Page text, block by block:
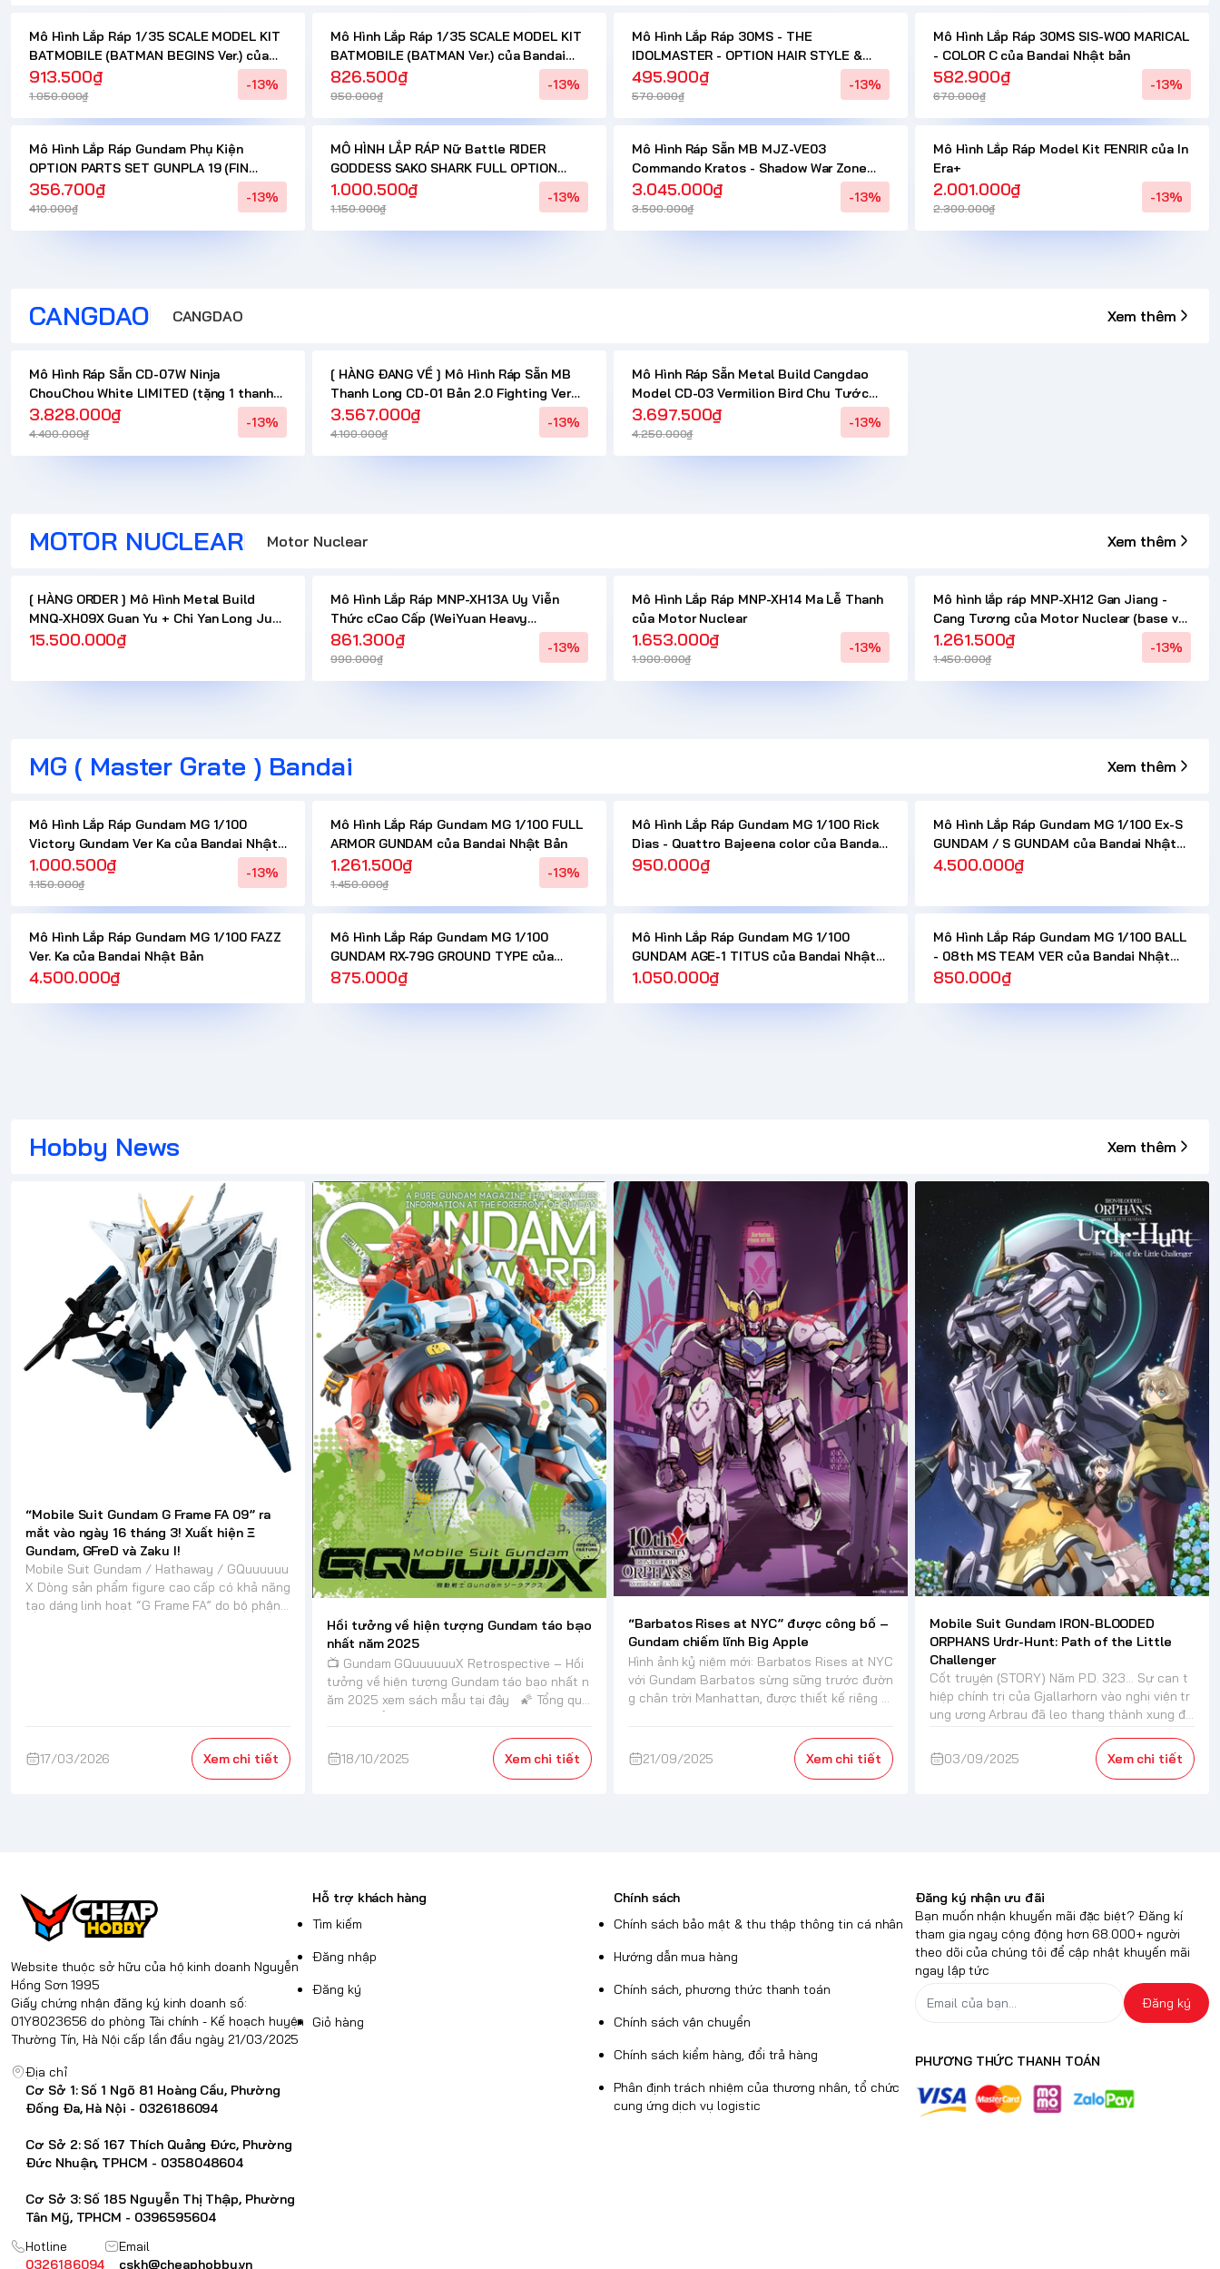
Mô Hình Lắp Ráp 1/35 SCALE MODEL KIT
BATMOBILE (BATMAN BEGINS Ver.) của
Bandai Nhật Bản
913.500₫
1.050.000₫
-13%
Mô Hình Lắp Ráp 1/35 SCALE MODEL KIT
BATMOBILE (BATMAN Ver.) của Bandai
Nhật Bản
826.500₫
950.000₫
-13%
Mô Hình Lắp Ráp 30MS - THE
IDOLMASTER - OPTION HAIR STYLE &
FACE PARTS SET - CHIYOKO
SONODA/RINZE MORINO của Bandai
495.900₫
570.000₫
-13%
Mô Hình Lắp Ráp 30MS SIS-W00 MARICAL
- COLOR C của Bandai Nhật bản
582.900₫
670.000₫
-13%
Mô Hình Lắp Ráp Gundam Phụ Kiện
OPTION PARTS SET GUNPLA 19 (FIN
FUNNEL) của Bandai Nhật Bản
356.700₫
410.000₫
-13%
MÔ HÌNH LẮP RÁP Nữ Battle RIDER
GODDESS SAKO SHARK FULL OPTION
(TẶNG TRANG PHỤC NOEL)
1.000.500₫
1.150.000₫
-13%
Mô Hình Ráp Sẵn MB MJZ-VE03
Commando Kratos - Shadow War Zone
của HOT GENERAL (có 2 mô tơ cánh
quạt)
3.045.000₫
3.500.000₫
-13%
Mô Hình Lắp Ráp Model Kit FENRIR của In
Era+
2.001.000₫
2.300.000₫
-13%
CANGDAO CANGDAO Xem thêm
Mô Hình Ráp Sẵn CD-07W Ninja
ChouChou White LIMITED (tặng 1 thanh
kiếm dài và dây xích) của Cangdao
3.828.000₫
4.400.000₫
-13%
[ HÀNG ĐANG VỀ ] Mô Hình Ráp Sẵn MB
Thanh Long CD-01 Bản 2.0 Fighting Ver
của Cangdao Model ( Tặng kèm Vũ Khí
Mới )
3.567.000₫
4.100.000₫
-13%
Mô Hình Ráp Sẵn Metal Build Cangdao
Model CD-03 Vermilion Bird Chu Tước
của Cangdao Model
3.697.500₫
4.250.000₫
-13%
MOTOR NUCLEAR Motor Nuclear Xem thêm
[ HÀNG ORDER ] Mô Hình Metal Build
MNQ-XH09X Guan Yu + Chi Yan Long Ju
Quan Vũ + Xích Thố Chính Hãng Motor
15.500.000₫
Mô Hình Lắp Ráp MNP-XH13A Uy Viễn
Thức cCao Cấp (WeiYuan Heavy
Firepower) của Motor Nuclear
861.300₫
990.000₫
-13%
Mô Hình Lắp Ráp MNP-XH14 Ma Lễ Thanh
của Motor Nuclear
1.653.000₫
1.900.000₫
-13%
Mô hình lắp ráp MNP-XH12 Gan Jiang -
Cang Tương của Motor Nuclear (base và
khung xương kim loại)
1.261.500₫
1.450.000₫
-13%
MG ( Master Grate ) Bandai Xem thêm
Mô Hình Lắp Ráp Gundam MG 1/100
Victory Gundam Ver Ka của Bandai Nhật
Bản
1.000.500₫
1.150.000₫
-13%
Mô Hình Lắp Ráp Gundam MG 1/100 FULL
ARMOR GUNDAM của Bandai Nhật Bản
1.261.500₫
1.450.000₫
-13%
Mô Hình Lắp Ráp Gundam MG 1/100 Rick
Dias - Quattro Bajeena color của Bandai
Nhật Bản
950.000₫
Mô Hình Lắp Ráp Gundam MG 1/100 Ex-S
GUNDAM / S GUNDAM của Bandai Nhật
Bản
4.500.000₫
Mô Hình Lắp Ráp Gundam MG 1/100 FAZZ
Ver. Ka của Bandai Nhật Bản
4.500.000₫
Mô Hình Lắp Ráp Gundam MG 1/100
GUNDAM RX-79G GROUND TYPE của
Bandai Nhật Bản
875.000₫
Mô Hình Lắp Ráp Gundam MG 1/100
GUNDAM AGE-1 TITUS của Bandai Nhật
Bản
1.050.000₫
Mô Hình Lắp Ráp Gundam MG 1/100 BALL
- 08th MS TEAM VER của Bandai Nhật
Bản
850.000₫
Hobby News Xem thêm
“Mobile Suit Gundam G Frame FA 09” ra
mắt vào ngày 16 tháng 3! Xuất hiện Ξ
Gundam, GFreD và Zaku I!
Mobile Suit Gundam / Hathaway / GQuuuuuu
X Dòng sản phẩm figure cao cấp có khả năng
tạo dáng linh hoạt “G Frame FA” do bộ phận...
17/03/2026 Xem chi tiết
Hồi tưởng về hiện tượng Gundam táo bạo
nhất năm 2025
📺 Gundam GQuuuuuuX Retrospective – Hồi
tưởng về hiện tượng Gundam táo bạo nhất n
ăm 2025 xem sách mẫu tại đây 🌠 Tổng qua
18/10/2025 Xem chi tiết
“Barbatos Rises at NYC” được công bố –
Gundam chiếm lĩnh Big Apple
Hình ảnh kỷ niệm mới: Barbatos Rises at NYC
với Gundam Barbatos sừng sững trước đườn
g chân trời Manhattan, được thiết kế riêng c
21/09/2025 Xem chi tiết
Mobile Suit Gundam IRON-BLOODED
ORPHANS Urdr-Hunt: Path of the Little
Challenger
Cốt truyện (STORY) Năm P.D. 323... Sự can t
hiệp chính trị của Gjallarhorn vào nghị viện tr
ung ương Arbrau đã leo thang thành xung độ
03/09/2025
Xem chi tiết
Website thuộc sở hữu của hộ kinh doanh Nguyễn
Hồng Sơn 1995
Giấy chứng nhận đăng ký kinh doanh số:
01Y8023656 do phòng Tài chính - Kế hoạch huyện
Thường Tín, Hà Nội cấp lần đầu ngày 21/03/2025
Địa chỉ
Cơ Sở 1: Số 1 Ngõ 81 Hoàng Cầu, Phường
Đống Đa, Hà Nội - 0326186094
Cơ Sở 2: Số 167 Thích Quảng Đức, Phường
Đức Nhuận, TPHCM - 0358048604
Cơ Sở 3: Số 185 Nguyễn Thị Thập, Phường
Tân Mỹ, TPHCM - 0396595604
Hotline
0326186094
Email
cskh@cheaphobby.vn
Hỗ trợ khách hàng
Tìm kiếm
Đăng nhập
Đăng ký
Giỏ hàng
Chính sách
Chính sách bảo mật & thu thập thông tin cá nhân
Hướng dẫn mua hàng
Chính sách, phương thức thanh toán
Chính sách vận chuyển
Chính sách kiểm hàng, đổi trả hàng
Phân định trách nhiệm của thương nhân, tổ chức
cung ứng dịch vụ logistic
Đăng ký nhận ưu đãi
Bạn muốn nhận khuyến mãi đặc biệt? Đăng kí
tham gia ngay cộng động hơn 68.000+ người
theo dõi của chúng tôi để cập nhật khuyến mãi
ngay lập tức
Đăng ký
PHƯƠNG THỨC THANH TOÁN